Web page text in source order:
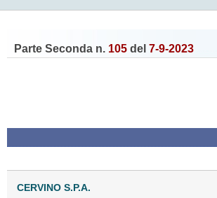
Parte Seconda n. 105 del 7-9-2023
CERVINO S.P.A.